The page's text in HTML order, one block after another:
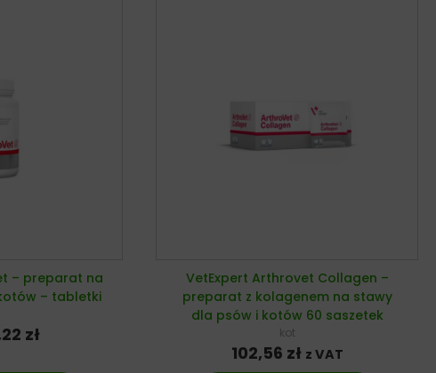
– preparat na
– tabletki
zł
VetExpert Arthrovet Collagen –
preparat z kolagenem na stawy
dla psów i kotów 60 saszetek
kot
102,56 zł z VAT